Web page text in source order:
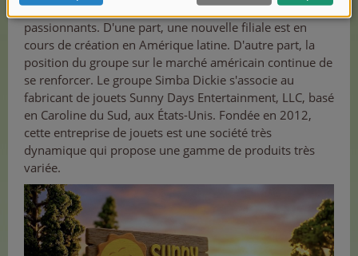
La nouvelle année apporte avec elle de nouveaux défis
passionnants. D'une part, une nouvelle filiale est en
cours de création en Amérique latine. D'autre part, la
position du groupe sur le marché américain continue de
se renforcer. Le groupe Simba Dickie s'associe au
fabricant de jouets Sunny Days Entertainment, LLC, basé
en Caroline du Sud, aux États-Unis. Fondée en 2012,
cette entreprise de jouets est une société très
dynamique qui propose une gamme de produits très
variée.